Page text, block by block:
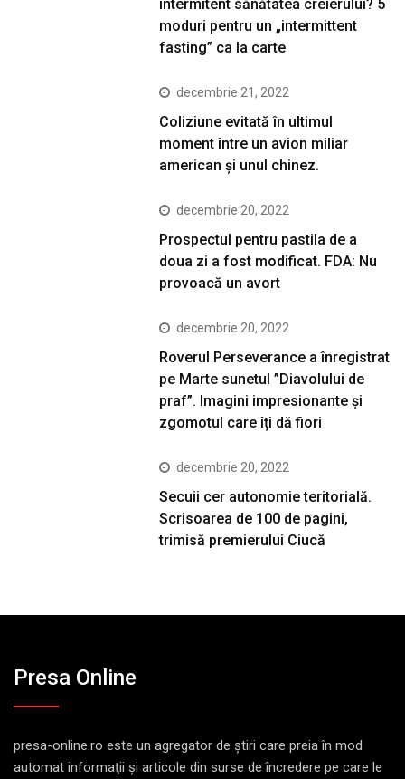
intermitent sănătatea creierului? 5
moduri pentru un „intermittent
fasting” ca la carte
decembrie 21, 2022
Coliziune evitată în ultimul
moment între un avion miliar
american şi unul chinez.
decembrie 20, 2022
Prospectul pentru pastila de a
doua zi a fost modificat. FDA: Nu
provoacă un avort
decembrie 20, 2022
Roverul Perseverance a înregistrat
pe Marte sunetul ”Diavolului de
praf”. Imagini impresionante și
zgomotul care îți dă fiori
decembrie 20, 2022
Secuii cer autonomie teritorială.
Scrisoarea de 100 de pagini,
trimisă premierului Ciucă
Presa Online
presa-online.ro este un agregator de ştiri care preia în mod
automat informaţii şi articole din surse de încredere pe care le